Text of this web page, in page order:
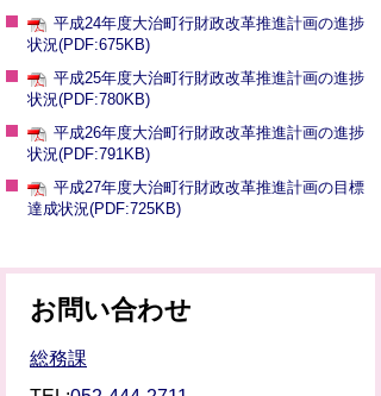
平成24年度大治町行財政改革推進計画の進捗
状況(PDF:675KB)
平成25年度大治町行財政改革推進計画の進捗
状況(PDF:780KB)
平成26年度大治町行財政改革推進計画の進捗
状況(PDF:791KB)
平成27年度大治町行財政改革推進計画の目標
達成状況(PDF:725KB)
お問い合わせ
総務課